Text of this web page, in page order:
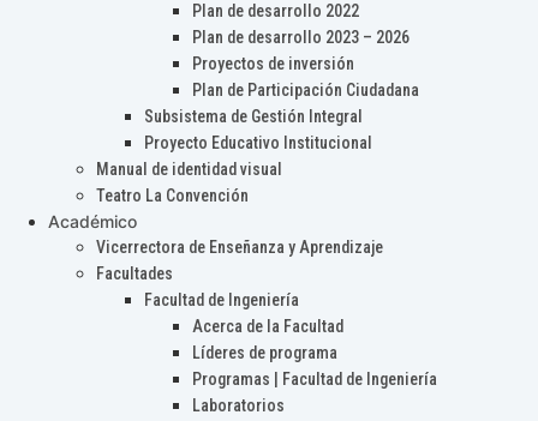
Plan de desarrollo 2022
Plan de desarrollo 2023 – 2026
Proyectos de inversión
Plan de Participación Ciudadana
Subsistema de Gestión Integral
Proyecto Educativo Institucional
Manual de identidad visual
Teatro La Convención
Académico
Vicerrectora de Enseñanza y Aprendizaje
Facultades
Facultad de Ingeniería
Acerca de la Facultad
Líderes de programa
Programas | Facultad de Ingeniería
Laboratorios